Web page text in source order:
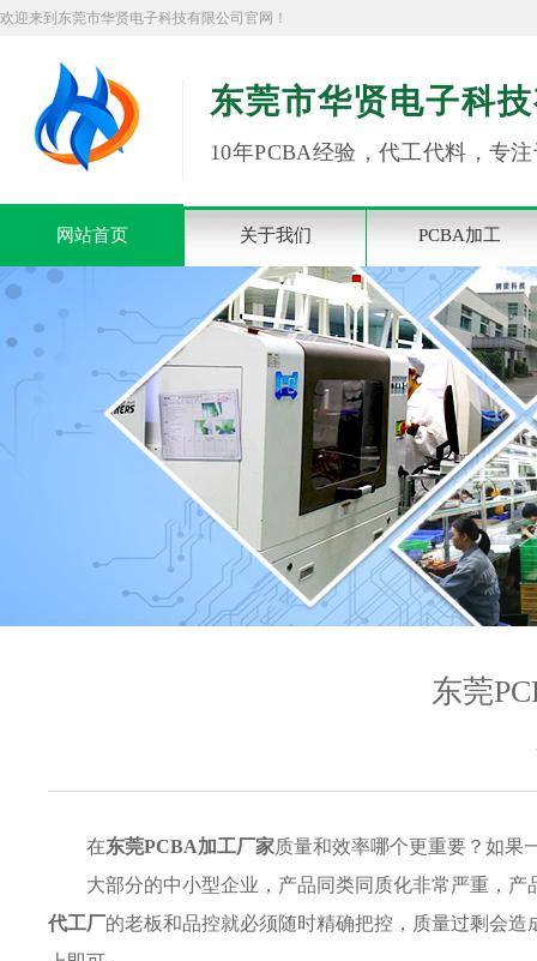
欢迎来到东莞市华贤电子科技有限公司官网！
东莞市华贤电子科
10年PCBA经验，代工代料，专
网站首页 关于我们 PCBA加工
东莞
在东莞PCBA加工厂家质量和效率哪个更重要？如果
大部分的中小型企业，产品同类同质化非常严重，
代工厂的老板和品控就必须随时精确把控，质量过剩会